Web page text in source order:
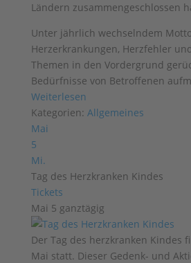
Ländern zusammengeschlossen
Unter jährlich wechselndem
Herzerkrankungen, Herzfehler
Themen in den Vordergrund
Bedürfnisse von Betroffenen
Weiterlesen
Kategorien: Allgemeines
Mai
5
Mi.
Tag des Herzkranken Kindes
Tickets
Mai 5 ganztägig
Der Tag des herzkranken Kindes
Mai statt. Dieser Gedenk- und